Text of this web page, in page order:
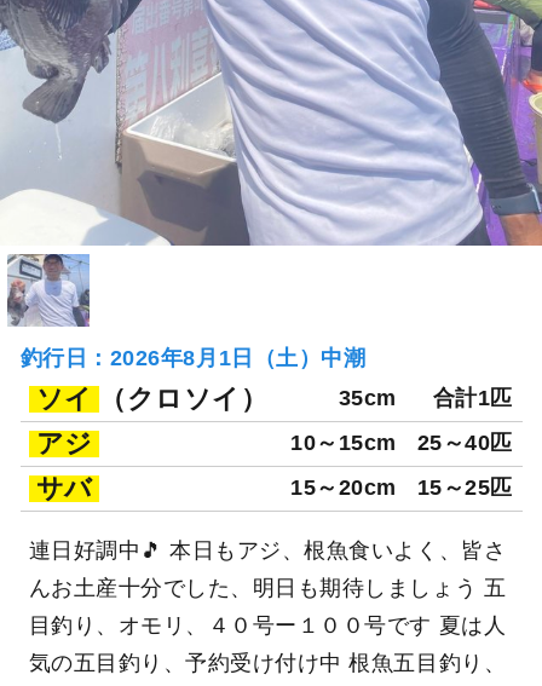
釣行日：2026年8月1日（土）中潮
ソイ （クロソイ） 35cm 合計1匹
アジ 10～15cm 25～40匹
サバ 15～20cm 15～25匹
連日好調中🎵 本日もアジ、根魚食いよく、皆さ
んお土産十分でした、明日も期待しましょう 五
目釣り、オモリ、４０号ー１００号です 夏は人
気の五目釣り、予約受け付け中 根魚五目釣り、